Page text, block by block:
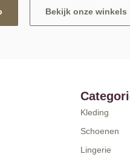
Bekijk onze winkels
Kleding
Schoenen
Lingerie